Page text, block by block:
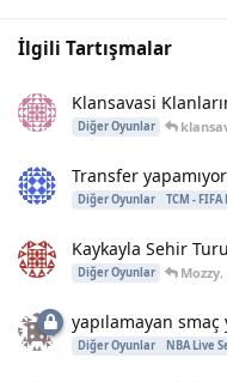
İlgili Tartışmalar
Klansavasi
Diğer Oyunlar
Transfer
Diğer Oyunlar TCM -
Kaykayla Sehir Turu
Diğer Oyunlar Mozzy,
yapılamayan smaç
Diğer Oyunlar NBA Live